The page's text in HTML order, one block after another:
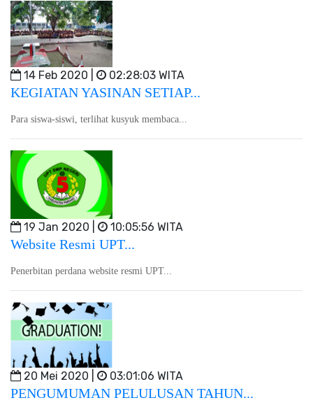
14 Feb 2020 | 02:28:03 WITA
KEGIATAN YASINAN SETIAP...
Para siswa-siswi, terlihat kusyuk membaca...
19 Jan 2020 | 10:05:56 WITA
Website Resmi UPT...
Penerbitan perdana website resmi UPT...
20 Mei 2020 | 03:01:06 WITA
PENGUMUMAN PELULUSAN TAHUN...